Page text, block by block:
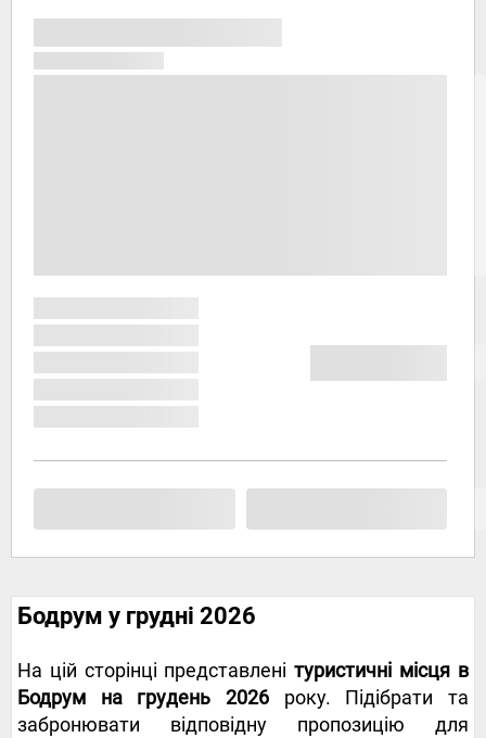
Бодрум у грудні 2026
На цій сторінці представленітуристичні місця в
Бодрум на грудень 2026 року. Підібрати та
забронювати відповідну пропозицію для